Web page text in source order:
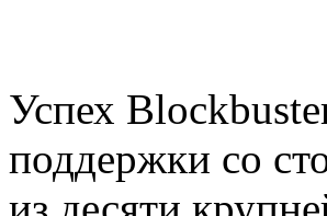
Успех
поддержки со